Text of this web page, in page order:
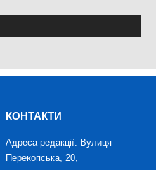
КОНТАКТИ
Адреса редакції: Вулиця
Перекопська, 20,